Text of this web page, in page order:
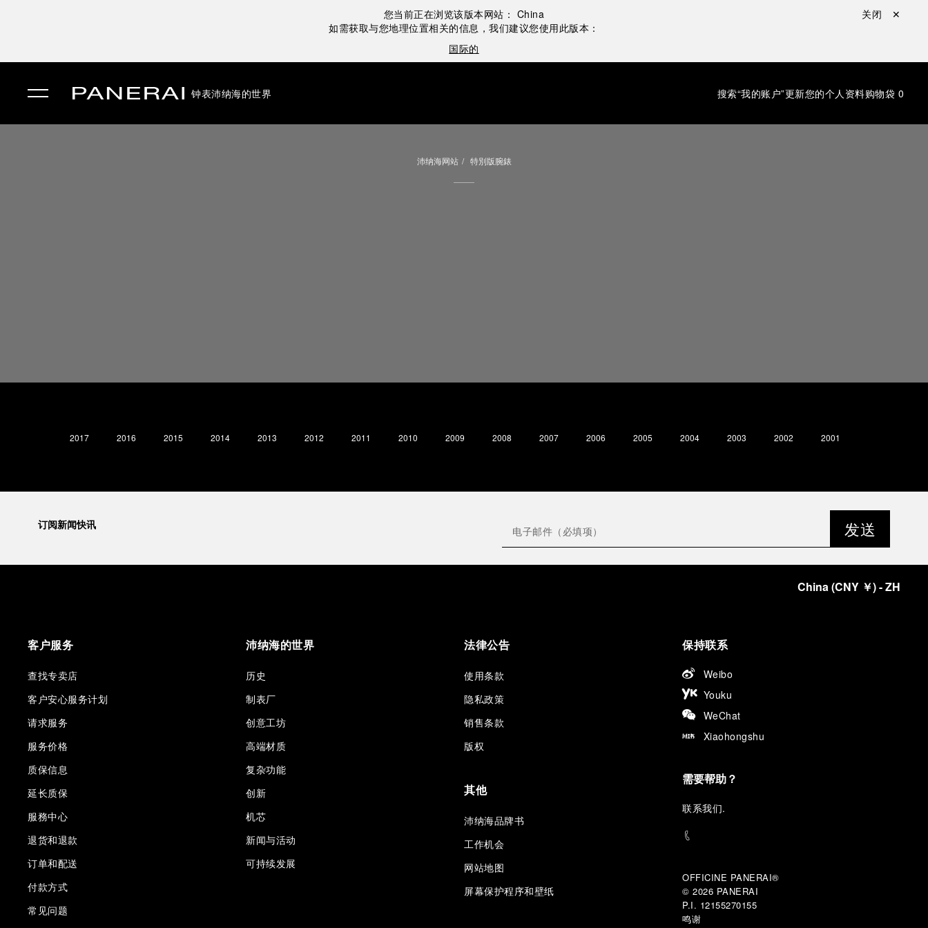
您当前正在浏览该版本网站： China
如需获取与您地理位置相关的信息，我们建议您使用此版本：
国际的
关闭 ✕
钟表沛纳海的世界 搜索“我的账户”更新您的个人资料购物袋 0
沛纳海网站 特別版腕錶
2017 2016 2015 2014 2013 2012 2011 2010 2009 2008 2007 2006 2005 2004 2003 2002 2001
订阅新闻快讯 发送
China(CNY ￥)- ZH
客户服务
查找专卖店
客户安心服务计划
请求服务
服务价格
质保信息
延长质保
服務中心
退货和退款
订单和配送
付款方式
常见问题
沛纳海的世界
历史
制表厂
创意工坊
高端材质
复杂功能
创新
机芯
新闻与活动
可持续发展
法律公告
使用条款
隐私政策
销售条款
版权
其他
沛纳海品牌书
工作机会
网站地图
屏幕保护程序和壁纸
保持联系
Weibo
Youku
WeChat
Xiaohongshu
需要帮助？
联系我们.
OFFICINE PANERAI®
© 2026 PANERAI
P.I. 12155270155
鸣谢